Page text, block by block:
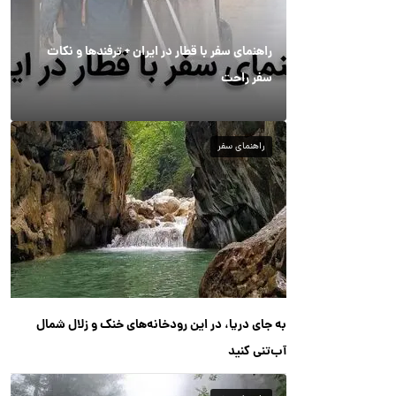
راهنمای سفر با قطار در ایران + ترفندها و نکات
سفر راحت
راهنمای سفر
به جای دریا، در این رودخانه‌های خنک و زلال شمال
آب‌تنی کنید